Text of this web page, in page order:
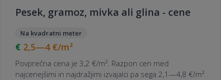
Pesek, gramoz, mivka ali glina - cene
Na kvadratni meter
2,5—4 €/m²
Povprečna cena je 3,2 €/m². Razpon cen med
najcenejšimi in najdražjimi izvajalci pa sega 2,1—4,8 €/m².